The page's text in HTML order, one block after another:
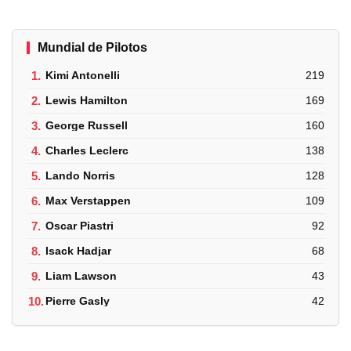
Mundial de Pilotos
1. Kimi Antonelli 219
2. Lewis Hamilton 169
3. George Russell 160
4. Charles Leclerc 138
5. Lando Norris 128
6. Max Verstappen 109
7. Oscar Piastri 92
8. Isack Hadjar 68
9. Liam Lawson 43
10.Pierre Gasly 42